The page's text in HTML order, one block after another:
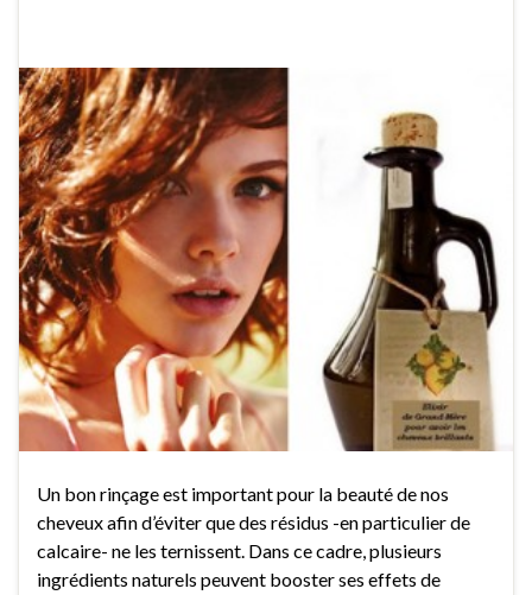
Un bon rinçage est important pour la beauté de nos
cheveux afin d’éviter que des résidus -en particulier de
calcaire- ne les ternissent. Dans ce cadre, plusieurs
ingrédients naturels peuvent booster ses effets de